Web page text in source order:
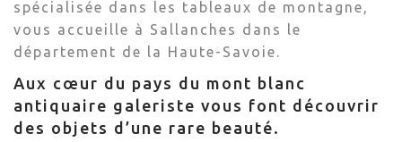
spécialisée dans les tableaux de montagne,
vous accueille à Sallanches dans le
département de la Haute-Savoie.
Aux cœur du pays du mont blanc
antiquaire galeriste vous font découvrir
des objets d’une rare beauté.